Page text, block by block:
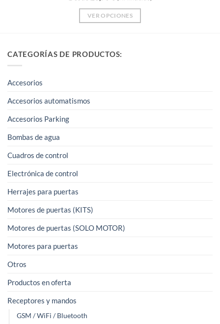
VER OPCIONES
tiene
CATEGORÍAS DE PRODUCTOS:
Accesorios
Accesorios automatismos
Accesorios Parking
Bombas de agua
Cuadros de control
Electrónica de control
Herrajes para puertas
Motores de puertas (KITS)
Motores de puertas (SOLO MOTOR)
Motores para puertas
Otros
Productos en oferta
Receptores y mandos
GSM / WiFi / Bluetooth